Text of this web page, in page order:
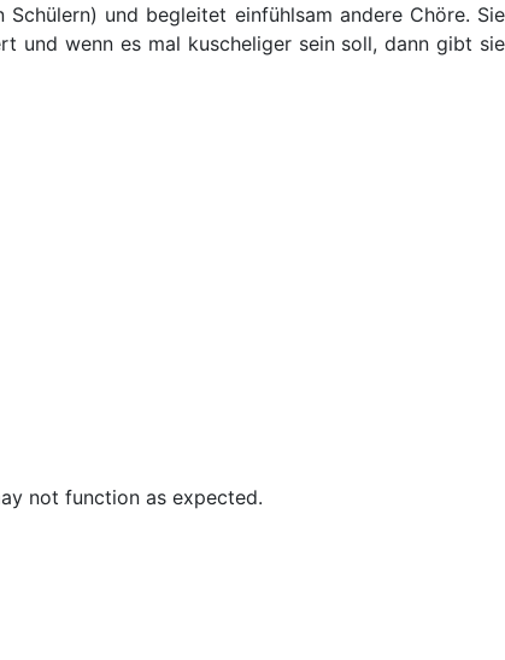
und begleitet einfühlsam andere Chöre. Sie
und wenn es mal kuscheliger sein soll, dann gibt sie
not function as expected.